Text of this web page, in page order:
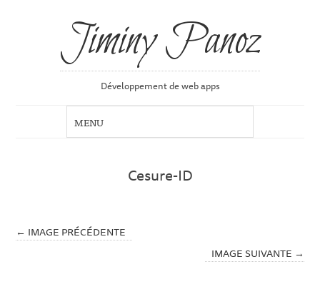
Jiminy Panoz
Développement de web apps
Cesure-ID
← IMAGE PRÉCÉDENTE
IMAGE SUIVANTE →